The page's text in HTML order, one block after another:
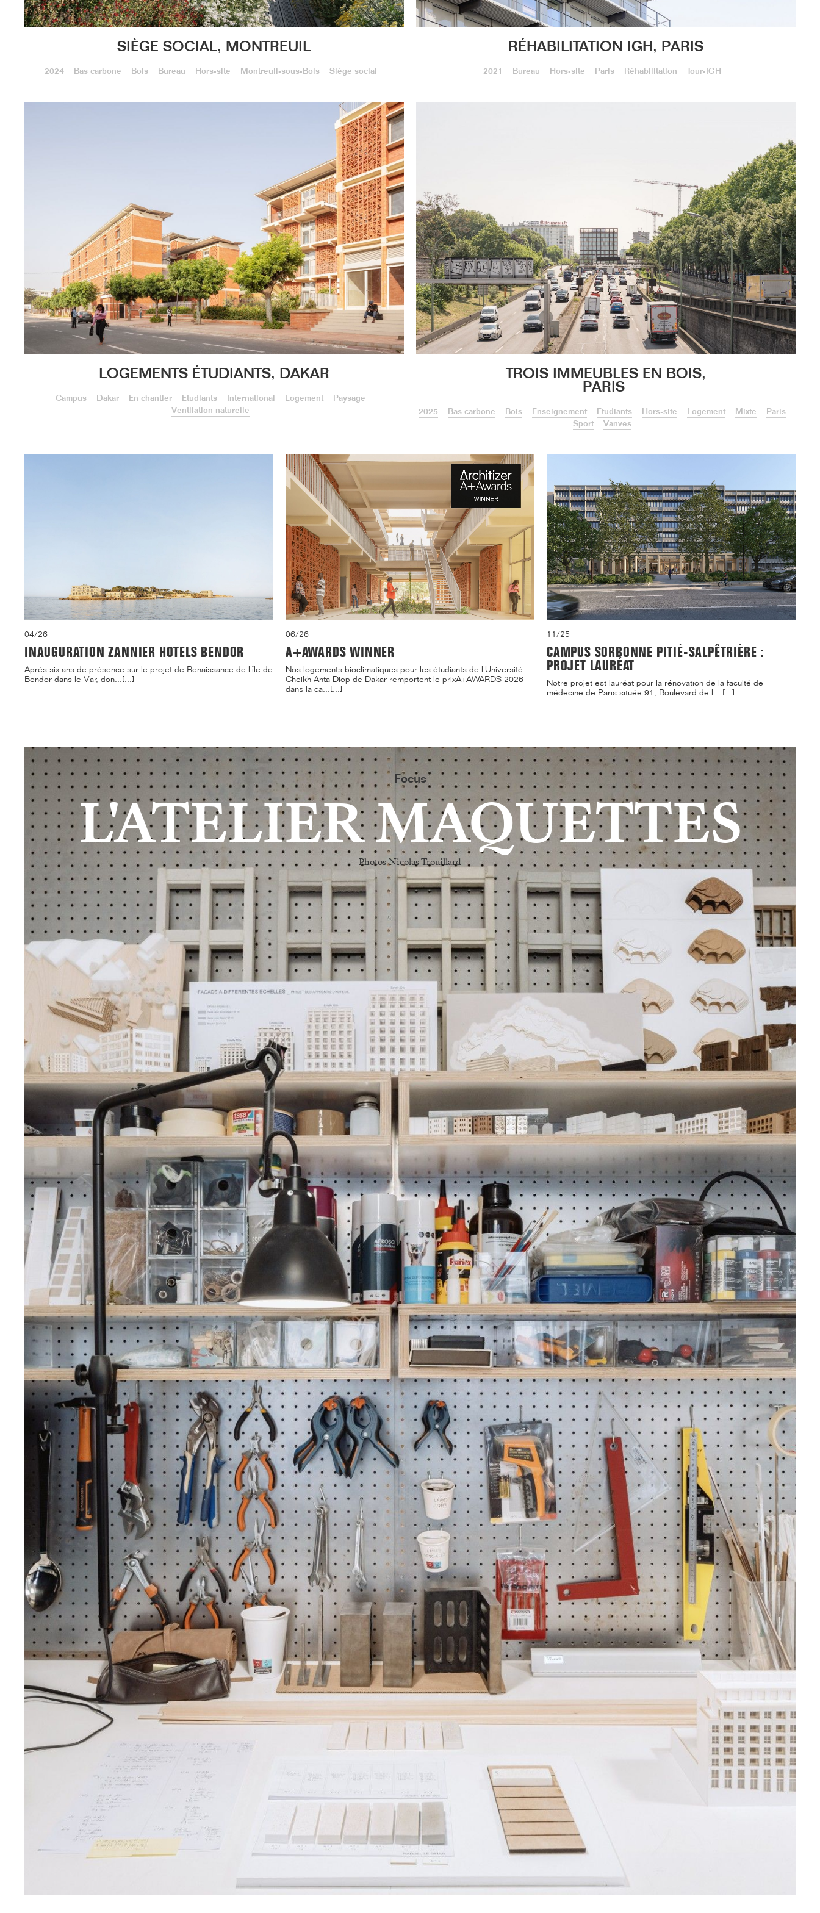
SIÈGE SOCIAL, MONTREUIL
2024 Bas carbone Bois Bureau Hors-site Montreuil-sous-Bois Siège social
RÉHABILITATION IGH, PARIS
2021 Bureau Hors-site Paris Réhabilitation Tour-IGH
LOGEMENTS ÉTUDIANTS, DAKAR
Campus Dakar En chantier Etudiants International Logement
Paysage
Ventilation naturelle
TROIS IMMEUBLES EN BOIS,
PARIS
2025 Bas carbone Bois Enseignement Etudiants Hors-site Logement Mixte
Paris
Sport
Vanves
04/26
INAUGURATION ZANNIER HOTELS BENDOR
Après six ans de présence sur le projet de Renaissance de l'île de
Bendor dans le Var, don...[...]
06/26
A+AWARDS WINNER
Nos logements bioclimatiques pour les étudiants de l'Université
Cheikh Anta Diop de Dakar remportent le prixA+AWARDS 2026
dans la ca...[...]
11/25
CAMPUS SORBONNE PITIÉ-SALPÊTRIÈRE :
PROJET LAURÉAT
Notre projet est lauréat pour la rénovation de la faculté de
médecine de Paris située 91, Boulevard de l'...[...]
Focus
L'ATELIER MAQUETTES
Photos Nicolas Trouillard